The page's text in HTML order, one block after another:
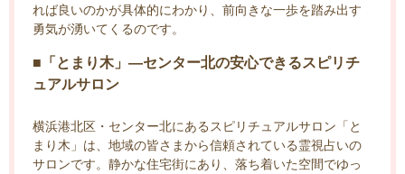
れば良いのかが具体的にわかり、前向きな一歩を踏み出す
勇気が湧いてくるのです。
■「とまり木」—センター北の安心できるスピリチ
ュアルサロン
横浜港北区・センター北にあるスピリチュアルサロン「と
まり木」は、地域の皆さまから信頼されている霊視占いの
サロンです。静かな住宅街にあり、落ち着いた空間でゆっ